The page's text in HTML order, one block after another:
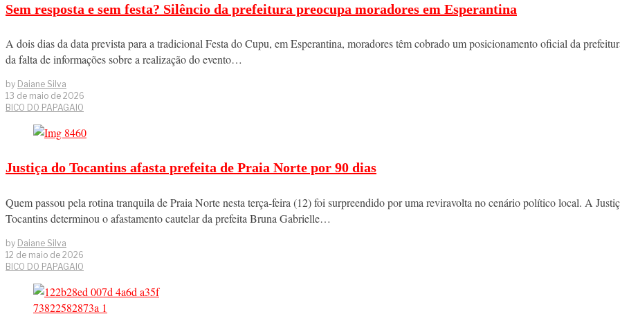
Sem resposta e sem festa? Silêncio da prefeitura preocupa moradores em Esperantina
A dois dias da data prevista para a tradicional Festa do Cupu, em Esperantina, moradores têm cobrado um posicionamento oficial da
da falta de informações sobre a realização do evento…
by Daiane Silva
13 de maio de 2026
BICO DO PAPAGAIO
Justiça do Tocantins afasta prefeita de Praia Norte por 90 dias
Quem passou pela rotina tranquila de Praia Norte nesta terça-feira (12) foi surpreendido por uma reviravolta no cenário político local. A
Tocantins determinou o afastamento cautelar da prefeita Bruna Gabrielle…
by Daiane Silva
12 de maio de 2026
BICO DO PAPAGAIO